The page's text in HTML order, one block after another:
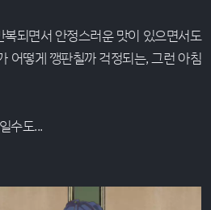
되면서 안정스러운 맛이 있으면서도
어떻게 깽판칠까 걱정되는, 그런 아침
수도...